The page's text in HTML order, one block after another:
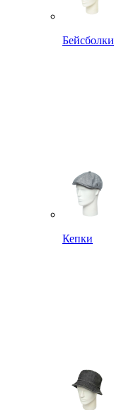
Бейсболки
Кепки